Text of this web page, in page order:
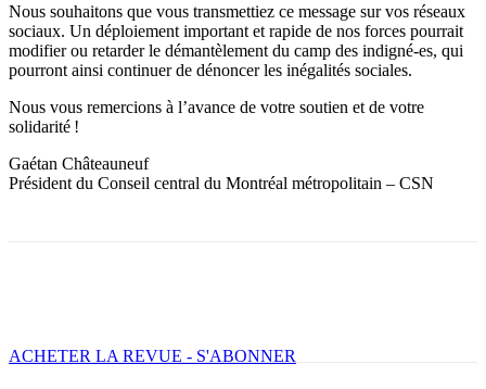
Nous souhaitons que vous transmettiez ce message sur vos réseaux
sociaux. Un déploiement important et rapide de nos forces pourrait
modifier ou retarder le démantèlement du camp des indigné-es, qui
pourront ainsi continuer de dénoncer les inégalités sociales.
Nous vous remercions à l’avance de votre soutien et de votre
solidarité !
Gaétan Châteauneuf
Président du Conseil central du Montréal métropolitain – CSN
ACHETER LA REVUE - S'ABONNER